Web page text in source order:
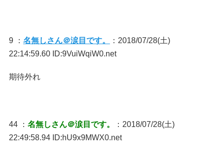
9 ： 名無しさん＠涙目です。
：2018/07/28(土)
22:14:59.60 ID:9VuiWqiW0.net
期待外れ
44 ： 名無しさん＠涙目です。
：2018/07/28(土)
22:49:58.94 ID:hU9x9MWX0.net